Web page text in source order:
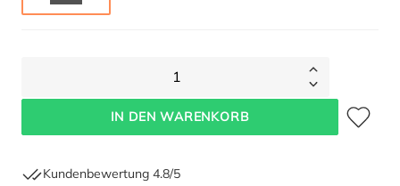
1
IN DEN WARENKORB
Zum
Kundenbewertung 4.8/5